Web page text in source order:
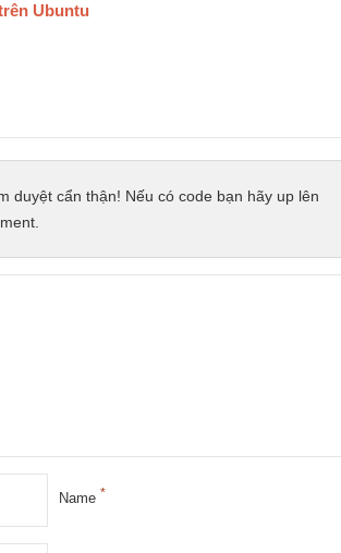
Ubuntu
duyệt cẩn thận! Nếu có code bạn hãy up lên
Name *